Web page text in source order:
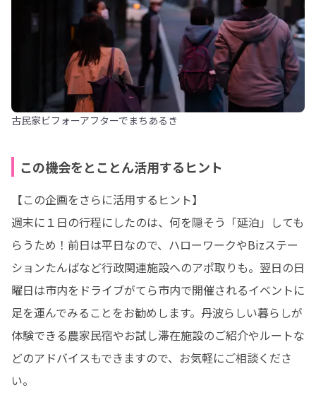
古民家ビフォーアフターでまちあるき
この機会をとことん活用するヒント
【この企画をさらに活用するヒント】
週末に１日の行程にしたのは、何を隠そう「延泊」しても
らうため！前日は平日なので、ハローワークやBizステー
ションたんばなど行政関連施設へのアポ取りも。翌日の日
曜日は市内をドライブがてら市内で開催されるイベントに
足を運んでみることをお勧めします。丹波らしい暮らしが
体験できる農家民宿やお試し滞在施設のご紹介やルートな
どのアドバイスもできますので、お気軽にご相談くださ
い。